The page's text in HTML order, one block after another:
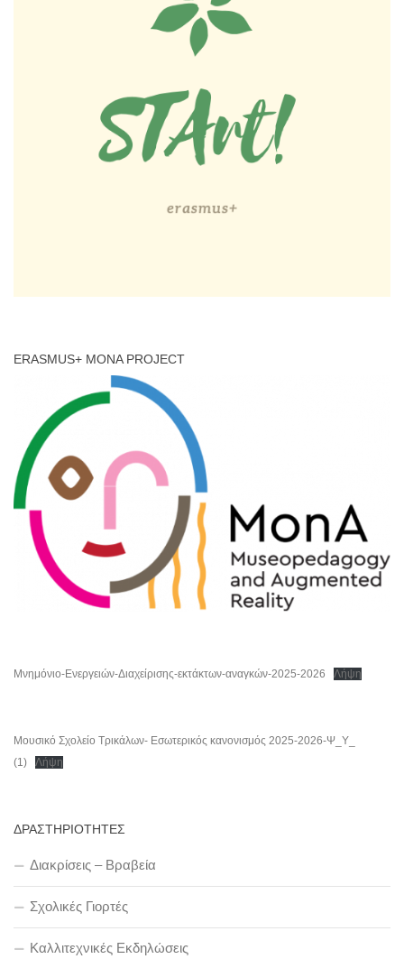
ERASMUS+ MONA PROJECT
Μνημόνιο-Ενεργειών-Διαχείρισης-εκτάκτων-αναγκών-2025-2026 Λήψη
Μουσικό Σχολείο Τρικάλων- Εσωτερικός κανονισμός 2025-2026-Ψ_Υ_
(1)
Λήψη
ΔΡΑΣΤΗΡΙΟΤΗΤΕΣ
Διακρίσεις – Βραβεία
Σχολικές Γιορτές
Καλλιτεχνικές Εκδηλώσεις